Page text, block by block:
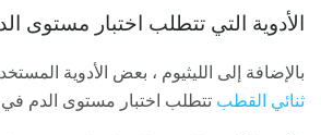
الأدوية التي تتطلب اختبار مستوى
بالإضافة إلى الليثيوم ، بعض الأدوية
ثنائي القطب تتطلب اختبار مستوى الدم في